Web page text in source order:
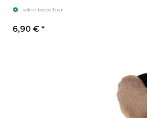
sofort bestellbar
6,90 € *